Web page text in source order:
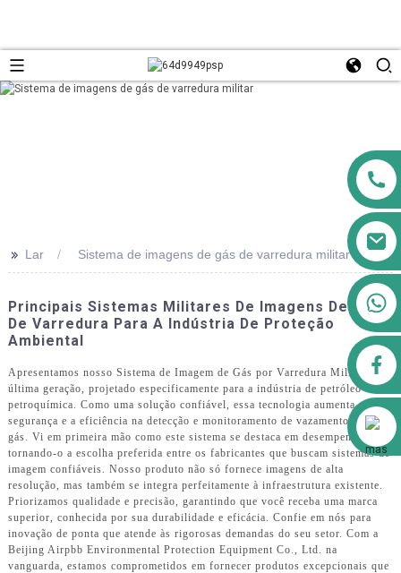
Alibaba
>> Lar Sistema de imagens de gás de varredura militar
Principais Sistemas Militares De Imagens De Gás
De Varredura Para A Indústria De Proteção
Ambiental
Apresentamos nosso Sistema de Imagem de Gás por Varredura Militar de
última geração, projetado especificamente para a indústria de petróleo e
petroquímica. Como uma solução confiável, essa tecnologia aumenta a
segurança e a eficiência na detecção e monitoramento de vazamentos de
gás. Vi em primeira mão como este sistema se destaca em desempenho,
tornando-o a escolha preferida entre os fabricantes que buscam sistemas de
imagem confiáveis. Nosso produto não só fornece imagens de alta
resolução, mas também se integra perfeitamente à infraestrutura existente.
Priorizamos qualidade e precisão, garantindo que você receba uma marca
superior, conhecida por sua durabilidade e eficácia. Confie em nós para
inovação de ponta que atende às rigorosas demandas do seu setor. Com a
Beijing Airpbb Environmental Protection Equipment Co., Ltd. na
vanguarda, estamos comprometidos em fornecer produtos excepcionais que